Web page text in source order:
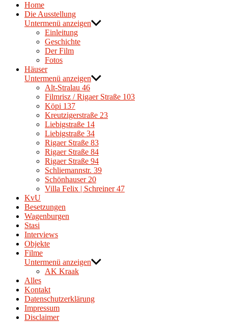
Home
Die Ausstellung
Untermenü anzeigen
Einleitung
Geschichte
Der Film
Fotos
Häuser
Untermenü anzeigen
Alt-Stralau 46
Filmrisz / Rigaer Straße 103
Köpi 137
Kreutzigerstraße 23
Liebigstraße 14
Liebigstraße 34
Rigaer Straße 83
Rigaer Straße 84
Rigaer Straße 94
Schliemannstr. 39
Schönhauser 20
Villa Felix | Schreiner 47
KvU
Besetzungen
Wagenburgen
Stasi
Interviews
Objekte
Filme
Untermenü anzeigen
AK Kraak
Alles
Kontakt
Datenschutzerklärung
Impressum
Disclaimer